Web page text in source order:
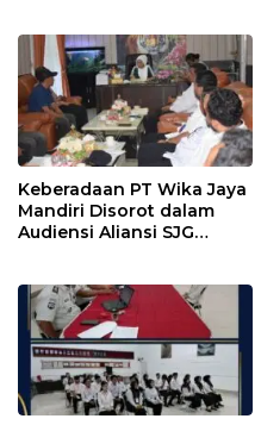
Keberadaan PT Wika Jaya
Mandiri Disorot dalam
Audiensi Aliansi SJG